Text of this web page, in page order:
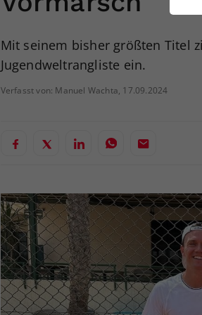
Mit seinem bisher größten Titel
Jugendweltrangliste ein.
Verfasst von: Manuel Wachta, 17.09.2024